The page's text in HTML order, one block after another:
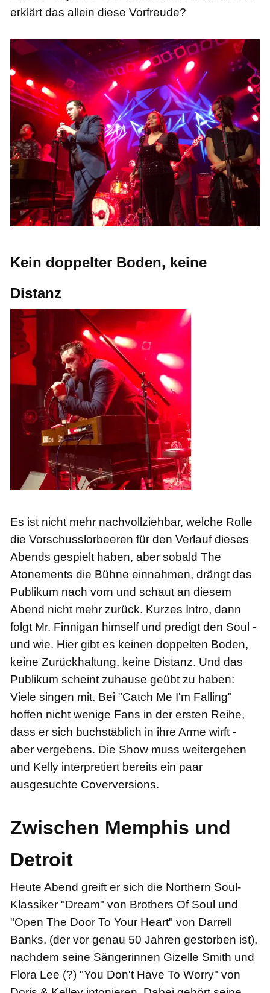
erklärt das allein diese Vorfreude?
Kein doppelter Boden, keine
Distanz
Es ist nicht mehr nachvollziehbar, welche Rolle
die Vorschusslorbeeren für den Verlauf dieses
Abends gespielt haben, aber sobald The
Atonements die Bühne einnahmen, drängt das
Publikum nach vorn und schaut an diesem
Abend nicht mehr zurück. Kurzes Intro, dann
folgt Mr. Finnigan himself und predigt den Soul -
und wie. Hier gibt es keinen doppelten Boden,
keine Zurückhaltung, keine Distanz. Und das
Publikum scheint zuhause geübt zu haben:
Viele singen mit. Bei "Catch Me I'm Falling"
hoffen nicht wenige Fans in der ersten Reihe,
dass er sich buchstäblich in ihre Arme wirft -
aber vergebens. Die Show muss weitergehen
und Kelly interpretiert bereits ein paar
ausgesuchte Coverversions.
Zwischen Memphis und
Detroit
Heute Abend greift er sich die Northern Soul-
Klassiker "Dream" von Brothers Of Soul und
"Open The Door To Your Heart" von Darrell
Banks, (der vor genau 50 Jahren gestorben ist),
nachdem seine Sängerinnen Gizelle Smith und
Flora Lee (?) "You Don't Have To Worry" von